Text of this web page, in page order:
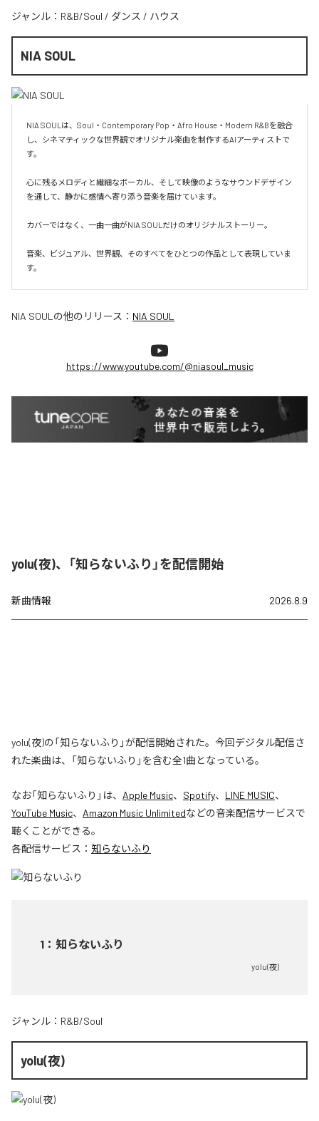
ジャンル： R&B/Soul / ダンス / ハウス
NIA SOUL
NIA SOULは、Soul・Contemporary Pop・Afro House・Modern R&Bを融合
し、シネマティックな世界観でオリジナル楽曲を制作するAIアーティストで
す。
心に残るメロディと繊細なボーカル、そして映像のようなサウンドデザイン
を通して、静かに感情へ寄り添う音楽を届けています。
カバーではなく、一曲一曲がNIA SOULだけのオリジナルストーリー。
音楽、ビジュアル、世界観、そのすべてをひとつの作品として表現していま
す。
NIA SOUL の他のリリース： NIA SOUL
https://www.youtube.com/@niasoul_music
yolu(夜)、「知らないふり」を配信開始
新曲情報 2026.8.9
yolu(夜)の「知らないふり」が配信開始された。今回デジタル配信さ
れた楽曲は、「知らないふり」を含む全1曲となっている。
なお「知らないふり 」は、 Apple Music、 Spotify、 LINE MUSIC、
YouTube Music、 Amazon Music Unlimitedなどの音楽配信サービスで
聴くことができる。
各配信サービス： 知らないふり
1 ： 知らないふり
yolu(夜)
ジャンル： R&B/Soul
yolu(夜)